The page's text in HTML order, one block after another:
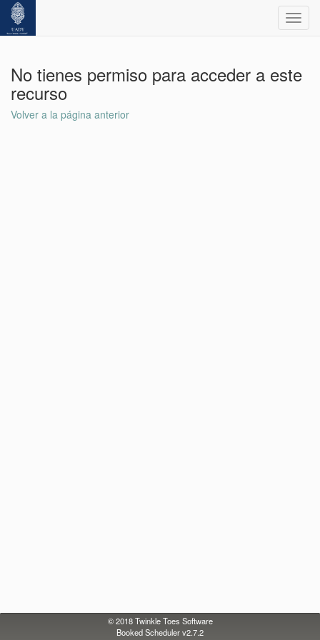
No tienes permiso para acceder a este
recurso
Volver a la página anterior
© 2018Twinkle Toes Software
Booked Scheduler v2.7.2